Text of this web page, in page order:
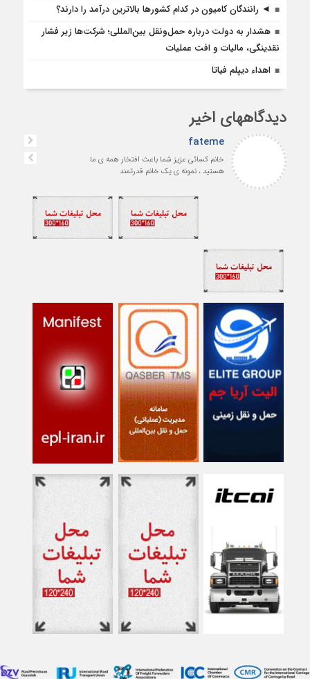
◄ رانندگان کامیون در کدام کشورها بالاترین درآمد را دارند؟
هشدار به دولت درباره حمل‌ونقل بین‌المللی؛ شرکت‌ها زیر فشار
نقدینگی، مالیات و افت عملیات
اهداء دیپلم فیاتا
دیدگاههای اخیر
fateme
خانم کسائی عزیز شما باعث افتخار همه ی ما
هستید ، نمونه ی یک خانم قدرتمند